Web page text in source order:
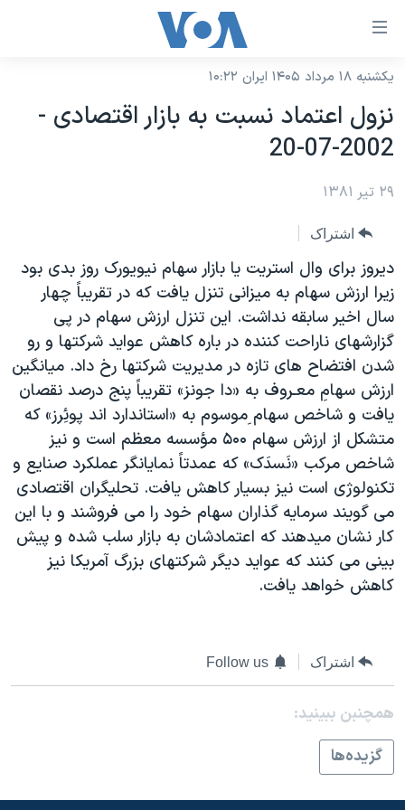
لینکهای
دسترسی
جهش
محتوای
اصلی
جهش
اصلی
جهش
به
جستجو
نسخه سبک وب‌سایت
موضوع ها
ایران
آمریکا
ورزشی
گزیده‌ها
ویژه برنامه‌ها
ویدیوها
فرهنگ و زندگی
حقوق شهروندی
اقتصادی
علم و فناوری
اسرائیل در جنگ
گالری عکس
برنامه های تلویزیونی
جدول برنامه ها
صفحه‌های ویژه
جام جهانی ۲۰۲۶
عملیات خشم حماسی
۲۵۰سالگی آمریکا
بایگانی برنامه‌های تلویزیونی
مستندها
انتخابات ریاست جمهوری آمریکا ۲۰۲۴
حمله جمهوری اسلامی به اسرائیل
رمز مهسا
ورزش زنان در ایران
اعتراضات زن، زندگی، آزادی
دادگاه حمید نوری
چهل سال گروگان‌گیری
قانون شفافیت دارائی کادر رهبری ایران
فرکانس‌های صدای آمریکا
پخش رادیویی
یادگیری زبان انگلیسی
دنبال کنید
زبانهای مختلف
یکشنبه ۱۸ مرداد ۱۴۰۵ ایران ۱۰:۲۲
نزول اعتماد نسبت به بازار اقتصادی -
2002-07-20
۲۹ تیر ۱۳۸۱
اشتراک
ديروز برای وال استريت يا بازار سهام نيويورک روز بدی بود
زيرا ارزش سهام به ميزانی تنزل يافت که در تقريباً چهار
سال اخير سابقه نداشت. اين تنزل ارزش سهام در پی
گزارشهای ناراحت کننده در باره کاهش عوايد شرکتها و رو
شدن افتضاح های تازه در مديريت شرکتها رخ داد. ميانگين
ارزش سهامِ معـروف به «دا جونز» تقريباً پنج درصد نقصان
يافت و شاخص سهام ِموسوم به «استاندارد اند پوئِرز» که
متشکل از ارزش سهام ۵۰۰ مؤسسه معظم است و نيز
شاخص مرکب «نَسدَک» که عمدتاً نمايانگر عملکرد صنايع و
تکنولوژی است نيز بسيار کاهش يافت. تحليگران اقتصادی
می گويند سرمايه گذاران سهام خود را می فروشند و با اين
کار نشان ميدهند که اعتمادشان به بازار سلب شده و پيش
بينی می کنند که عوايد ديگر شرکتهای بزرگ آمريکا نيز
کاهش خواهد يافت.
اشتراک Follow us
همچنبن ببینید:
گزيده‌ها